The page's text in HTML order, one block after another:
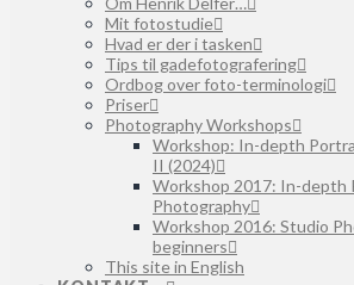
Mit fotostudie
Hvad er der i tasken
Tips til gadefotografering
Ordbog over foto-terminologi
Priser
Photography Workshops
Workshop: In-depth
II (2024)
Workshop 2017: In-depth
Photography
Workshop 2016: Studio
beginners
This site in English